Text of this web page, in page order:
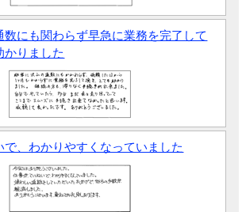
数にも関わらず早急に業務を完了して
かりました
で、わかりやすくなっていました